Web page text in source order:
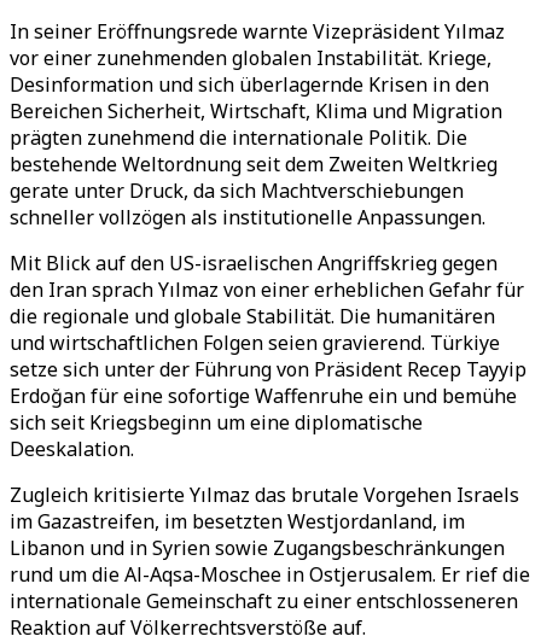
In seiner Eröffnungsrede warnte Vizepräsident Yılmaz
vor einer zunehmenden globalen Instabilität. Kriege,
Desinformation und sich überlagernde Krisen in den
Bereichen Sicherheit, Wirtschaft, Klima und Migration
prägten zunehmend die internationale Politik. Die
bestehende Weltordnung seit dem Zweiten Weltkrieg
gerate unter Druck, da sich Machtverschiebungen
schneller vollzögen als institutionelle Anpassungen.
Mit Blick auf den US-israelischen Angriffskrieg gegen
den Iran sprach Yılmaz von einer erheblichen Gefahr für
die regionale und globale Stabilität. Die humanitären
und wirtschaftlichen Folgen seien gravierend. Türkiye
setze sich unter der Führung von Präsident Recep Tayyip
Erdoğan für eine sofortige Waffenruhe ein und bemühe
sich seit Kriegsbeginn um eine diplomatische
Deeskalation.
Zugleich kritisierte Yılmaz das brutale Vorgehen Israels
im Gazastreifen, im besetzten Westjordanland, im
Libanon und in Syrien sowie Zugangsbeschränkungen
rund um die Al-Aqsa-Moschee in Ostjerusalem. Er rief die
internationale Gemeinschaft zu einer entschlosseneren
Reaktion auf Völkerrechtsverstöße auf.